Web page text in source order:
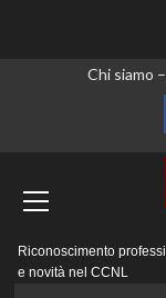
Chi siamo
principale
Riconoscimento
e novità nel CCNL